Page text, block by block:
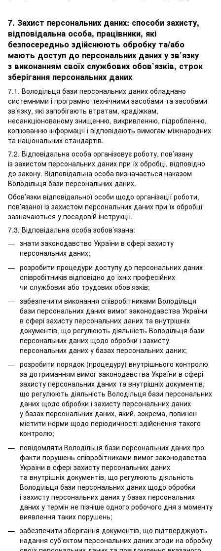
7. Захист персональних даних: способи захисту,
відповідальна особа, працівники, які
безпосередньо здійснюють обробку та/або
мають доступ до персональних даних у зв’язку
з виконанням своїх службових обов’язків, строк
зберігання персональних даних
7.1. Володільця бази персональних даних обладнано
системними і програмно-технічними засобами та засобами
зв’язку, які запобігають втратам, крадіжкам,
несанкціонованому знищенню, викривленню, підробленню,
копіюванню інформації і відповідають вимогам міжнародних
та національних стандартів.
7.2. Відповідальна особа організовує роботу, пов’язану
із захистом персональних даних при їх обробці, відповідно
до закону. Відповідальна особа визначається наказом
Володільця бази персональних даних.
Обов’язки відповідальної особи щодо організації роботи,
пов’язаної із захистом персональних даних при їх обробці
зазначаються у посадовій інструкції.
7.3. Відповідальна особа зобов’язана:
знати законодавство України в сфері захисту
персональних даних;
розробити процедури доступу до персональних даних
співробітників відповідно до їхніх професійних
чи службових або трудових обов’язків;
забезпечити виконання співробітниками Володільця
бази персональних даних вимог законодавства України
в сфері захисту персональних даних та внутрішніх
документів, що регулюють діяльність Володільця бази
персональних даних щодо обробки і захисту
персональних даних у базах персональних даних;
розробити порядок (процедуру) внутрішнього контролю
за дотриманням вимог законодавства України в сфері
захисту персональних даних та внутрішніх документів,
що регулюють діяльність Володільця бази персональних
даних щодо обробки і захисту персональних даних
у базах персональних даних, який, зокрема, повинен
містити норми щодо періодичності здійснення такого
контролю;
повідомляти Володільця бази персональних даних про
факти порушень співробітниками вимог законодавства
України в сфері захисту персональних даних
та внутрішніх документів, що регулюють діяльність
Володільця бази персональних даних щодо обробки
і захисту персональних даних у базах персональних
даних у термін не пізніше одного робочого дня з моменту
виявлення таких порушень;
забезпечити зберігання документів, що підтверджують
надання суб’єктом персональних даних згоди на обробку